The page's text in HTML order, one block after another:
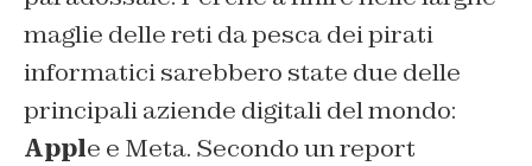
maglie delle reti da pesca dei pirati
informatici sarebbero state due delle
principali aziende digitali del mondo:
Apple e Meta. Secondo un report